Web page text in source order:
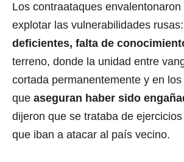
Los contraataques
explotar las vulnerabilidades rusas:
deficientes, falta de
terreno, donde la unidad entre
cortada permanentemente y en
que aseguran haber sido
dijeron que se trataba de
que iban a atacar al país vecino.